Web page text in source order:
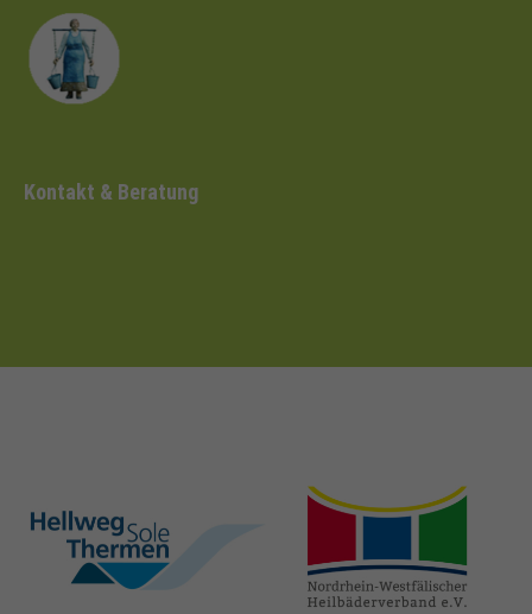
Kontakt & Beratung
hellweg-sole-
thermen.de
heilbaeder.de